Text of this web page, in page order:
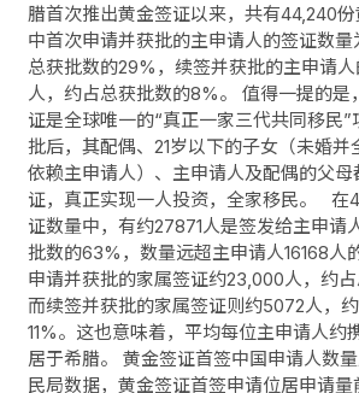
腊首次推出黄金签证以来，共有44,240
中首次申请并获批的主申请人的签证数量
总获批数的29%，续签并获批的主申请
人，约占总获批数的8%。 值得一提的是
证是全球唯一的“真正一家三代共同移民
批后，其配偶、21岁以下的子女（未婚并
依赖主申请人）、主申请人及配偶的父
证，真正实现一人投资，全家移民。 在
证数量中，有约27871人是签发给主申请
批数的63%，数量远超主申请人16168人
申请并获批的家属签证约23,000人，约占
而续签并获批的家属签证则约5072人，
11%。这也意味着，平均每位主申请人约
居于希腊。 黄金签证首签中国申请人数
民局数据，黄金签证首签申请位居申请